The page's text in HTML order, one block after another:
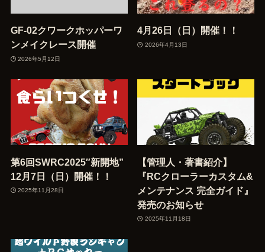
GF-02クワークホッパーワ
ンメイクレース開催
2026年5月12日
4月26日（日）開催！！
2026年4月13日
第6回SWRC2025″新開地”
12月7日（日）開催！！
2025年11月28日
【管理人・著書紹介】
『RCクローラーカスタム&
メンテナンス 完全ガイド』
発売のお知らせ
2025年11月18日